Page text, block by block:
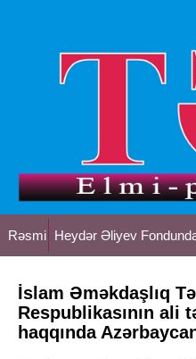
Rəsmi Heydər Əliyev
İslam Əməkdaşlıq
Respublikasının
haqqında